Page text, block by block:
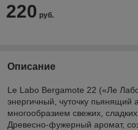
220 руб.
Описание
Le Labo Bergamote 22 («Ле
энергичный, чуточку пьянящий
многообразием свежих,
Древесно-фужерный аромат,